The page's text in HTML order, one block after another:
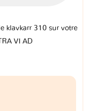
klavkarr 310 sur votre
VI AD